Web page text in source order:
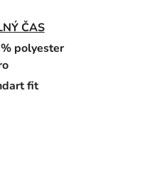
ČAS
polyester
fit